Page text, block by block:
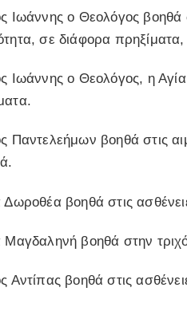
Ιωάννης ο Θεολόγος
σε διάφορα πρηξίματα,
Ιωάννης ο Θεολόγος, η
Παντελεήμων βοηθά στις
Δωροθέα βοηθά στις
Μαγδαληνή βοηθά στην
Αντίπας βοηθά στις